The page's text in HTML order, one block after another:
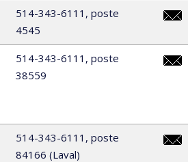
514-343-6111, poste
4545
514-343-6111, poste
38559
514-343-6111, poste
84166 (Laval)